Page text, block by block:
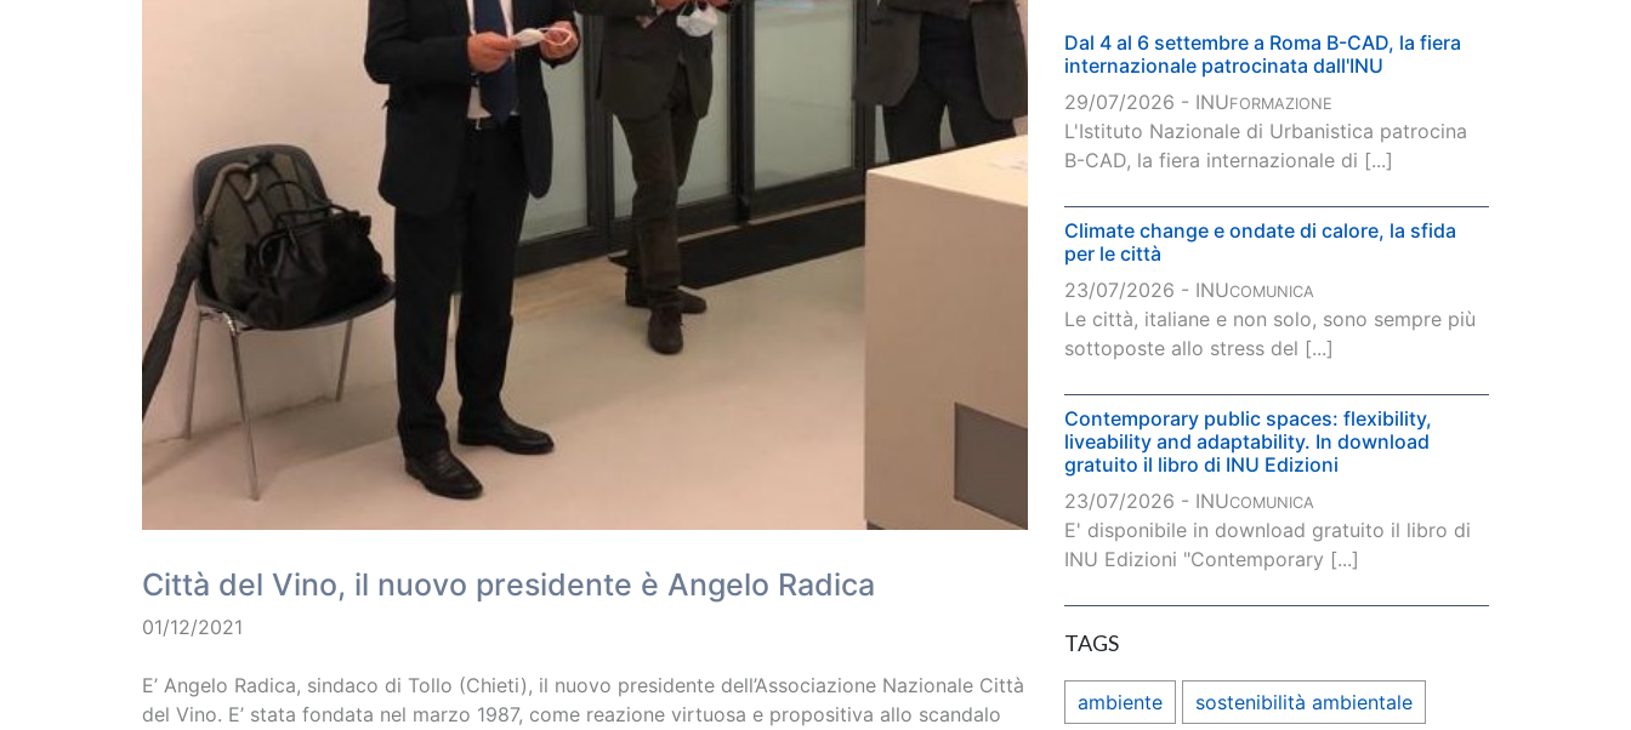
Città del Vino, il nuovo presidente è Angelo Radica
01/12/2021
E’ Angelo Radica, sindaco di Tollo (Chieti), il nuovo presidente dell’Associazione Nazionale Città
del Vino. E’ stata fondata nel marzo 1987, come reazione virtuosa e propositiva allo scandalo
Dal 4 al 6 settembre a Roma B-CAD, la fiera
internazionale patrocinata dall'INU
29/07/2026 - INUFORMAZIONE
L'Istituto Nazionale di Urbanistica patrocina
B-CAD, la fiera internazionale di [...]
Climate change e ondate di calore, la sfida
per le città
23/07/2026 - INUCOMUNICA
Le città, italiane e non solo, sono sempre più
sottoposte allo stress del [...]
Contemporary public spaces: flexibility,
liveability and adaptability. In download
gratuito il libro di INU Edizioni
23/07/2026 - INUCOMUNICA
E' disponibile in download gratuito il libro di
INU Edizioni "Contemporary [...]
TAGS
ambiente sostenibilità ambientale